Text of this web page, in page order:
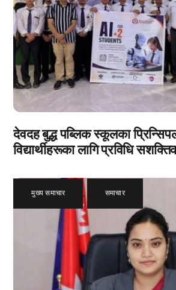
देवदह बुद्ध पब्लिक स्कूलका
विद्यार्थीहरूका लागि प्रविधि
मुख्य समाचार , समाचार